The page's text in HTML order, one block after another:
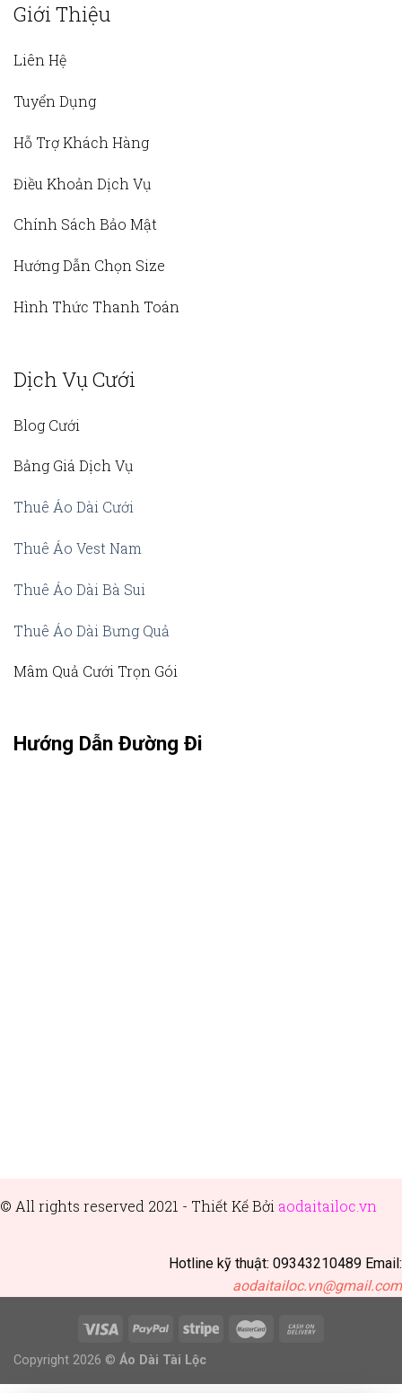
Giới Thiệu
Liên Hệ
Tuyển Dụng
Hỗ Trợ Khách Hàng
Điều Khoản Dịch Vụ
Chính Sách Bảo Mật
Hướng Dẫn Chọn Size
Hình Thức Thanh Toán
Dịch Vụ Cưới
Blog Cưới
Bảng Giá Dịch Vụ
Thuê Áo Dài Cưới
Thuê Áo Vest Nam
Thuê Áo Dài Bà Sui
Thuê Áo Dài Bưng Quả
Mâm Quả Cưới Trọn Gói
Hướng Dẫn Đường Đi
© All rights reserved 2021 - Thiết Kế Bởi aodaitailoc.vn
Hotline kỹ thuật: 09343210489 Email:
aodaitailoc.vn@gmail.com
Copyright 2026 © Áo Dài Tài Lộc